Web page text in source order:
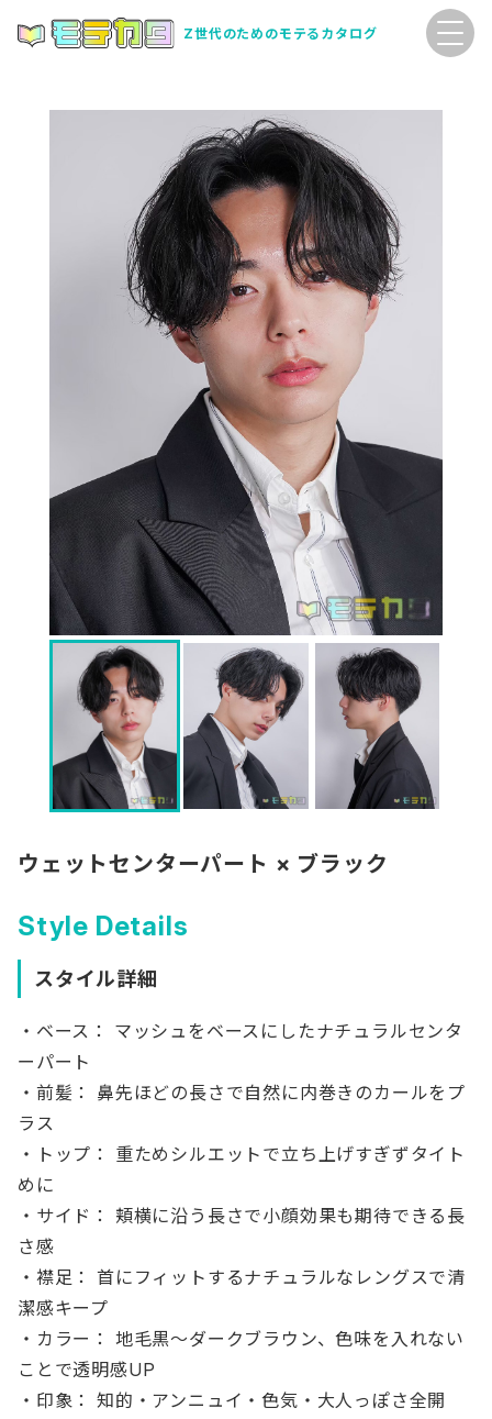
Z世代のためのモテるカタログ
ウェットセンターパート × ブラック
Style Details
スタイル詳細
・ベース： マッシュをベースにしたナチュラルセンタ
ーパート
・前髪： 鼻先ほどの長さで自然に内巻きのカールをプ
ラス
・トップ： 重ためシルエットで立ち上げすぎずタイト
めに
・サイド： 頬横に沿う長さで小顔効果も期待できる長
さ感
・襟足： 首にフィットするナチュラルなレングスで清
潔感キープ
・カラー： 地毛黒〜ダークブラウン、色味を入れない
ことで透明感UP
・印象： 知的・アンニュイ・色気・大人っぽさ全開